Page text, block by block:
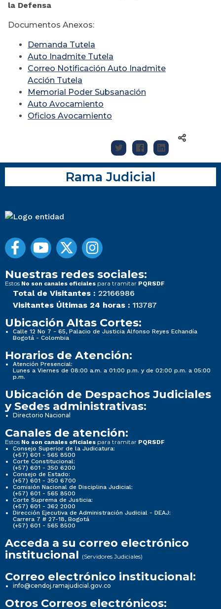
la Defensa
Documentos Anexos:
Demanda Tutela
Auto Inadmite Tutela
Correo Notificación Auto Inadmite
Acción Tutela
Memorial Poder Subsanación
Auto Avocamiento
Oficios Avocamiento
Rama Judicial
Nuestras redes sociales:
Estos No son canales oficiales para tramitar PQRSDF
Total de Visitantes : 22166986
Visitantes Últimas 24 horas : 113787
Ubicación Altas Cortes:
Calle 12 No 7 - 65, Palacio de Justicia Alfonso Reyes Echandía
Bogotá - Colombia
Horarios de Atención:
Atención Presencial:
Lunes a Viernes de 08:00 a.m. a 01:00 p.m. y de 02:00 p.m. a 05:00
p.m.
Ubicación de Despachos Judiciales
y Sedes administrativas:
Directorio Nacional
Canales de atención:
Estos No son canales oficiales para tramitar PQRSDF
Consejo Superior de la Judicatura:
(+57) 601 - 565 8500
Corte Constitucional:
(+57) 601 - 350 6200
Consejo de Estado:
(+57) 601 - 350 6700
Comisión Nacional de Disciplina Judicial:
(+57) 601 - 565 8500
Corte Suprema de Justicia:
(+57) 601 - 362 2000
Dirección Ejecutiva de Administración Judicial - DEAJ:
Carrera 7 # 27-18, Bogotá
(+57) 601 - 565 8500
Acceda a su correo electrónico
institucional (Servidores Judiciales)
Correo electrónico institucional:
info@cendoj.ramajudicial.gov.co
Otros Correos electrónicos: